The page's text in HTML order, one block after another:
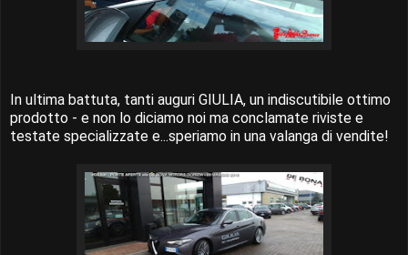
In ultima battuta, tanti auguri GIULIA, un indiscutibile ottimo
prodotto - e non lo diciamo noi ma conclamate riviste e
testate specializzate e...speriamo in una valanga di vendite!